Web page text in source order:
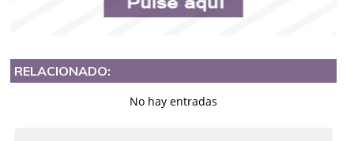
RELACIONADO:
No hay entradas